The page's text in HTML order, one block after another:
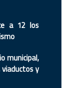
a 12 los
municipal,
y